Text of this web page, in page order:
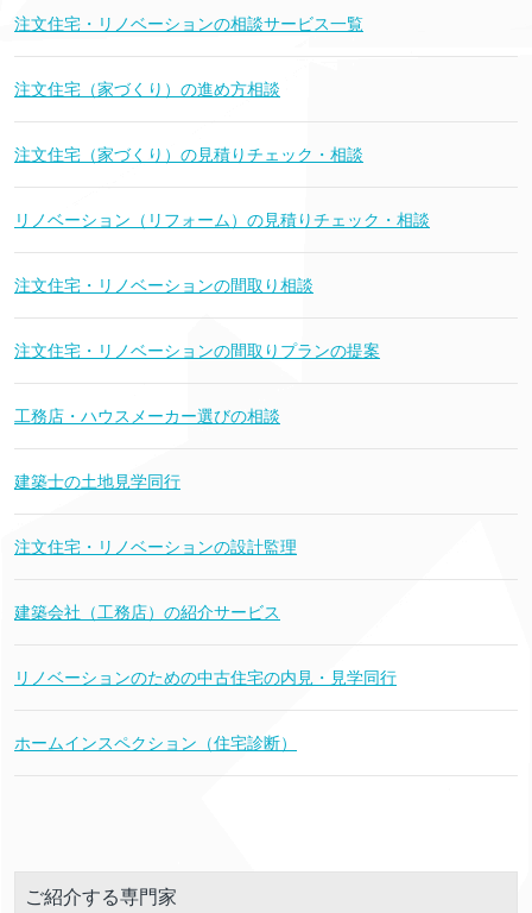
注文住宅・リノベーションの相談サービス一覧
注文住宅（家づくり）の進め方相談
注文住宅（家づくり）の見積りチェック・相談
リノベーション（リフォーム）の見積りチェック・相談
注文住宅・リノベーションの間取り相談
注文住宅・リノベーションの間取りプランの提案
工務店・ハウスメーカー選びの相談
建築士の土地見学同行
注文住宅・リノベーションの設計監理
建築会社（工務店）の紹介サービス
リノベーションのための中古住宅の内見・見学同行
ホームインスペクション（住宅診断）
ご紹介する専門家